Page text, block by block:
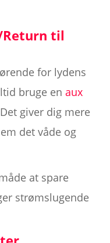
Return til
for lydens
bruge en aux
giver dig mere
det våde og
at spare
strømslugende